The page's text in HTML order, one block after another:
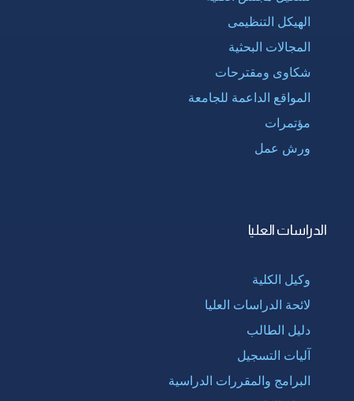
الهيكل التنظيمى
المجالات البحثية
شكاوى ومقترحات
المواقع الداعمة للجامعة
مؤتمرات
ورش عمل
الدراسات العليا
وكيل الكلية
لائحة الدراسات العليا
دليل الطالب
آليات التسجيل
البرامج والمقررات الدراسية